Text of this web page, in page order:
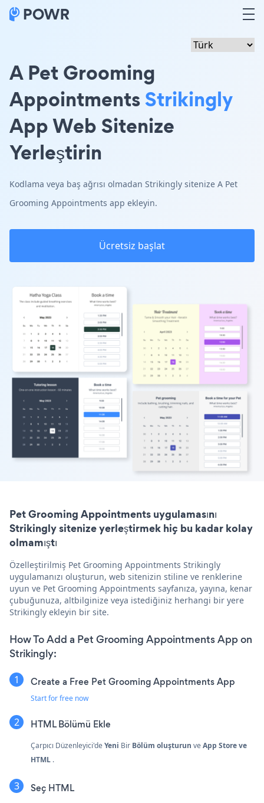
A Pet Grooming
AppointmentsStrikingly
App Web Sitenize
Yerleştirin
Kodlama veya baş ağrısı olmadan Strikingly sitenize A Pet
Grooming Appointments app ekleyin.
Ücretsiz başlat
Pet Grooming Appointments uygulamasını
Strikingly sitenize yerleştirmek hiç bu kadar kolay
olmamıştı
Özelleştirilmiş Pet Grooming Appointments Strikingly
uygulamanızı oluşturun, web sitenizin stiline ve renklerine
uyun ve Pet Grooming Appointments sayfanıza, yayına, kenar
çubuğunuza, altbilginize veya istediğiniz herhangi bir yere
Strikingly ekleyin bir site.
How To Add a Pet Grooming Appointments App on
Strikingly:
Create a Free Pet Grooming Appointments App
Start for free now
HTML Bölümü Ekle
Çarpıcı Düzenleyici'deYeni Bir Bölüm oluşturun veApp Store ve
HTML .
Seç HTML